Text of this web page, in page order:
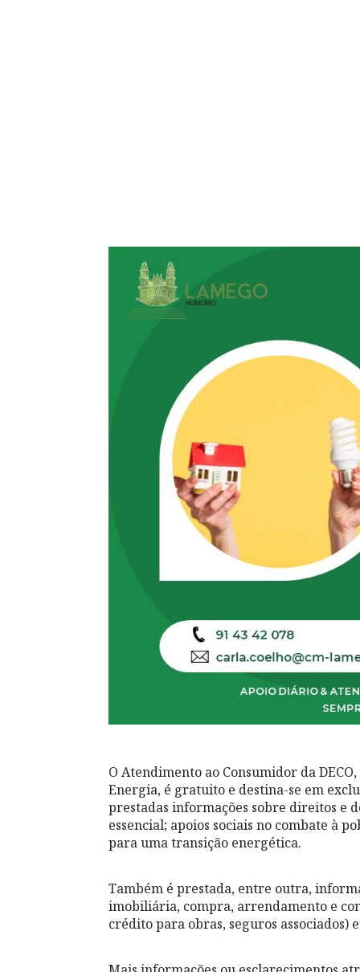
O Atendimento ao Consumidor da
Energia, é gratuito e destina-se em
prestadas informações sobre direitos e
essencial; apoios sociais no combate à
para uma transição energética.
Também é prestada, entre outra,
imobiliária, compra, arrendamento e
crédito para obras, seguros associados)